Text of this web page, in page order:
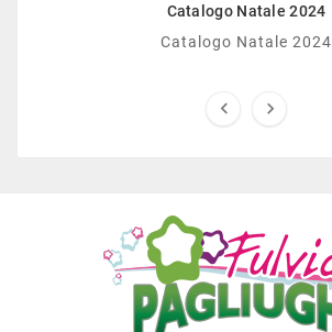
Catalogo Natale 2024
Catalogo Natale 2024
 